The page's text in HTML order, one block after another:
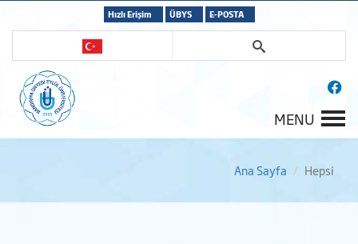
Hızlı Erişim ÜBYS E-POSTA
MENU
Ana Sayfa Hepsi